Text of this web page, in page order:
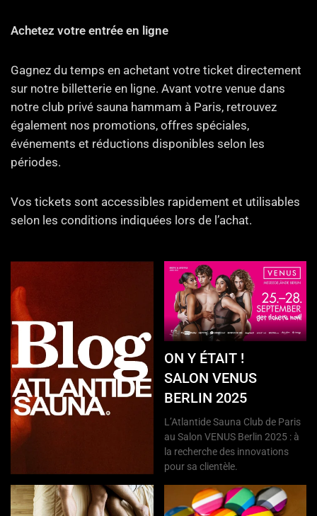
Achetez votre entrée en ligne
Gagnez du temps en achetant votre ticket directement
sur notre billetterie en ligne. Avant votre venue dans
notre club privé sauna hammam à Paris, retrouvez
également nos promotions, offres spéciales,
événements et réductions disponibles selon les
périodes.
Vos tickets sont accessibles rapidement et utilisables
selon les conditions indiquées lors de l’achat.
ON Y ÉTAIT !
SALON VENUS
BERLIN 2025
L’Atlantide Sauna Club de Paris
au Salon VENUS Berlin 2025 : à
la recherche des innovations
pour sa clientèle.